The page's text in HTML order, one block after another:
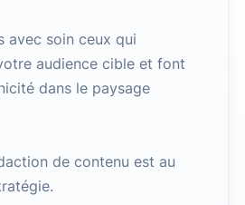
avec soin ceux qui
audience cible et font
dans le paysage
de contenu est au